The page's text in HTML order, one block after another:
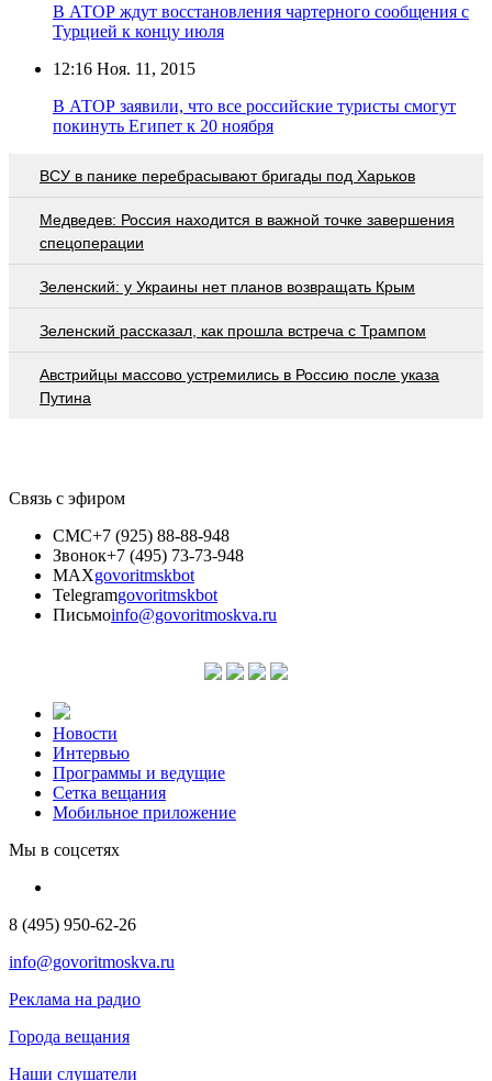
В АТОР ждут восстановления чартерного сообщения с
Турцией к концу июля
12:16 Ноя. 11, 2015
В АТОР заявили, что все российские туристы смогут
покинуть Египет к 20 ноября
ВСУ в панике перебрасывают бригады под Харьков
Медведев: Россия находится в важной точке завершения
спецоперации
Зеленский: у Украины нет планов возвращать Крым
Зеленский рассказал, как прошла встреча с Трампом
Австрийцы массово устремились в Россию после указа
Путина
Связь с эфиром
СМС+7 (925) 88-88-948
Звонок+7 (495) 73-73-948
MAXgovoritmskbot
Telegramgovoritmskbot
Письмоinfo@govoritmoskva.ru
Новости
Интервью
Программы и ведущие
Сетка вещания
Мобильное приложение
Мы в соцсетях
8 (495) 950-62-26
info@govoritmoskva.ru
Реклама на радио
Города вещания
Наши слушатели